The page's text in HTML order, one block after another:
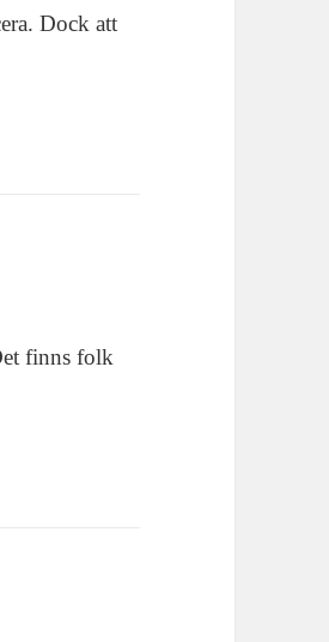
Dock att
finns folk